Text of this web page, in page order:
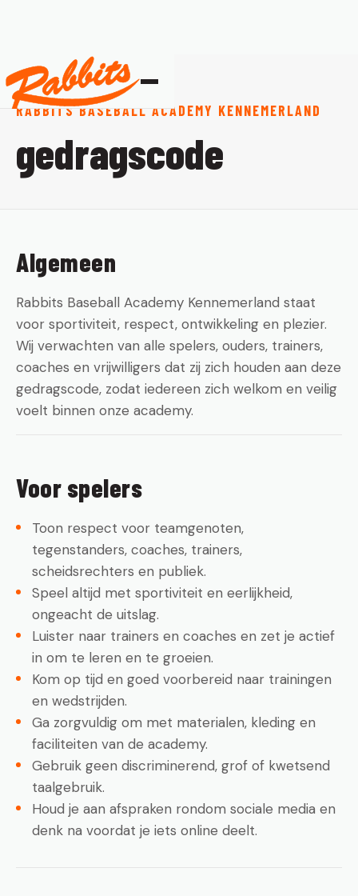
RABBITS BASEBALL ACADEMY KENNEMERLAND
gedragscode
Algemeen
Rabbits Baseball Academy Kennemerland staat
voor sportiviteit, respect, ontwikkeling en plezier.
Wij verwachten van alle spelers, ouders, trainers,
coaches en vrijwilligers dat zij zich houden aan deze
gedragscode, zodat iedereen zich welkom en veilig
voelt binnen onze academy.
Voor spelers
Toon respect voor teamgenoten,
tegenstanders, coaches, trainers,
scheidsrechters en publiek.
Speel altijd met sportiviteit en eerlijkheid,
ongeacht de uitslag.
Luister naar trainers en coaches en zet je actief
in om te leren en te groeien.
Kom op tijd en goed voorbereid naar trainingen
en wedstrijden.
Ga zorgvuldig om met materialen, kleding en
faciliteiten van de academy.
Gebruik geen discriminerend, grof of kwetsend
taalgebruik.
Houd je aan afspraken rondom sociale media en
denk na voordat je iets online deelt.